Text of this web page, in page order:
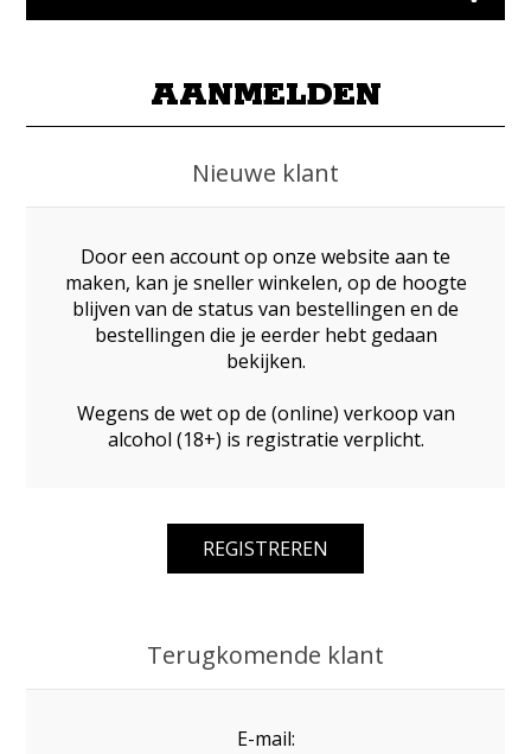
AANMELDEN
Nieuwe klant
Door een account op onze website aan te
maken, kan je sneller winkelen, op de hoogte
blijven van de status van bestellingen en de
bestellingen die je eerder hebt gedaan
bekijken.
Wegens de wet op de (online) verkoop van
alcohol (18+) is registratie verplicht.
Terugkomende klant
E-mail: